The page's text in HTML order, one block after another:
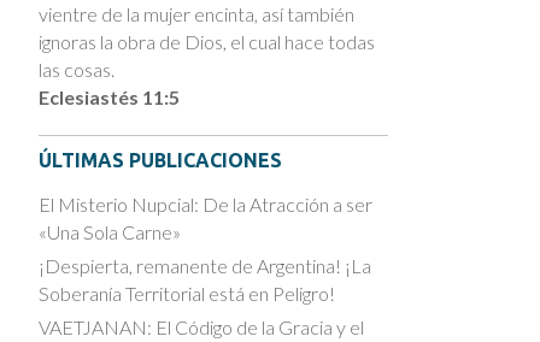
vientre de la mujer encinta, así también
ignoras la obra de Dios, el cual hace todas
las cosas.
Eclesiastés 11:5
ÚLTIMAS PUBLICACIONES
El Misterio Nupcial: De la Atracción a ser
«Una Sola Carne»
¡Despierta, remanente de Argentina! ¡La
Soberanía Territorial está en Peligro!
VAETJANAN: El Código de la Gracia y el